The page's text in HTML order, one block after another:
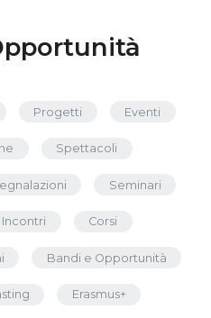
Progetti Eventi
Spettacoli
Seminari
Incontri Corsi
Bandi e Opportunità
Erasmus+